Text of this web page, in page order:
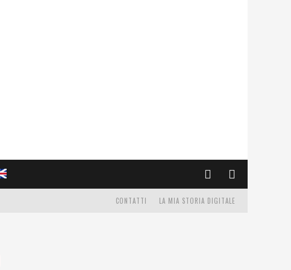
LA MIA STORIA DIGITALE
CONTATTI